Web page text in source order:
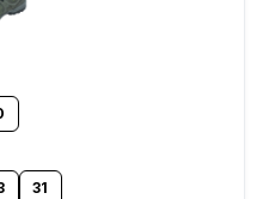
31